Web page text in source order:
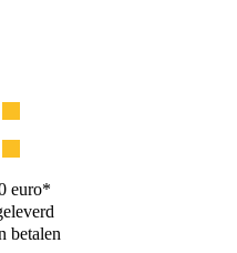
euro*
betalen